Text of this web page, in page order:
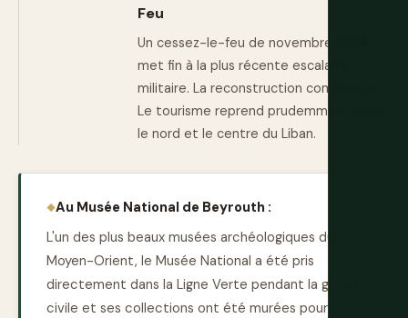
Feu
Un cessez-le-feu de novembre 2024
met fin à la plus récente escalade
militaire. La reconstruction commence.
Le tourisme reprend prudemment dans
le nord et le centre du Liban.
Au Musée National de Beyrouth :
L'un des plus beaux musées archéologiques du
Moyen-Orient, le Musée National a été pris
directement dans la Ligne Verte pendant la guerre
civile et ses collections ont été murées pour